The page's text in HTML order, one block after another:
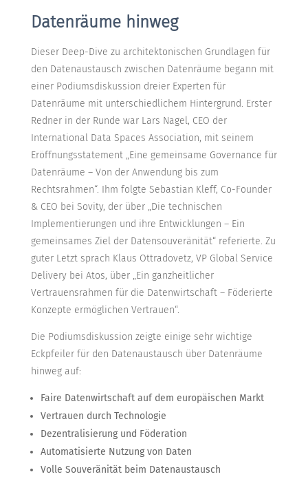
Datenräume hinweg
Dieser Deep-Dive zu architektonischen Grundlagen für
den Datenaustausch zwischen Datenräume begann mit
einer Podiumsdiskussion dreier Experten für
Datenräume mit unterschiedlichem Hintergrund. Erster
Redner in der Runde war Lars Nagel, CEO der
International Data Spaces Association, mit seinem
Eröffnungsstatement „Eine gemeinsame Governance für
Datenräume – Von der Anwendung bis zum
Rechtsrahmen“. Ihm folgte Sebastian Kleff, Co-Founder
& CEO bei Sovity, der über „Die technischen
Implementierungen und ihre Entwicklungen – Ein
gemeinsames Ziel der Datensouveränität“ referierte. Zu
guter Letzt sprach Klaus Ottradovetz, VP Global Service
Delivery bei Atos, über „Ein ganzheitlicher
Vertrauensrahmen für die Datenwirtschaft – Föderierte
Konzepte ermöglichen Vertrauen“.
Die Podiumsdiskussion zeigte einige sehr wichtige
Eckpfeiler für den Datenaustausch über Datenräume
hinweg auf:
Faire Datenwirtschaft auf dem europäischen Markt
Vertrauen durch Technologie
Dezentralisierung und Föderation
Automatisierte Nutzung von Daten
Volle Souveränität beim Datenaustausch